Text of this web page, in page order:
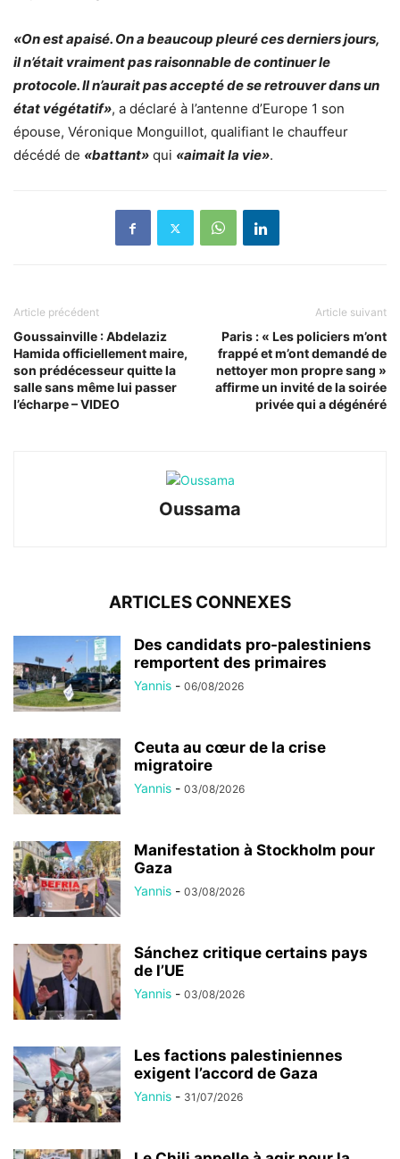
«On est apaisé. On a beaucoup pleuré ces derniers jours,
il n’était vraiment pas raisonnable de continuer le
protocole. Il n’aurait pas accepté de se retrouver dans un
état végétatif», a déclaré à l’antenne d’Europe 1 son
épouse, Véronique Monguillot, qualifiant le chauffeur
décédé de «battant» qui «aimait la vie».
Article précédent
Goussainville : Abdelaziz
Hamida officiellement maire,
son prédécesseur quitte la
salle sans même lui passer
l’écharpe – VIDEO
Article suivant
Paris : « Les policiers m’ont
frappé et m’ont demandé de
nettoyer mon propre sang »
affirme un invité de la soirée
privée qui a dégénéré
Oussama
ARTICLES CONNEXES
Des candidats pro-palestiniens
remportent des primaires
Yannis - 06/08/2026
Ceuta au cœur de la crise
migratoire
Yannis - 03/08/2026
Manifestation à Stockholm pour
Gaza
Yannis - 03/08/2026
Sánchez critique certains pays
de l’UE
Yannis - 03/08/2026
Les factions palestiniennes
exigent l’accord de Gaza
Yannis - 31/07/2026